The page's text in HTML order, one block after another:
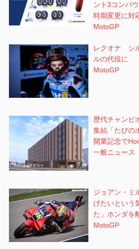
ント3コンパ
時期変更に対
MotoGP
レクオナ シ
ルの代役に
MotoGP
歴代チャンピ
集結「たびの
開業記念で
一般ニュース
ジョアン・ミ
げたいという
た」ホンダを
MotoGP